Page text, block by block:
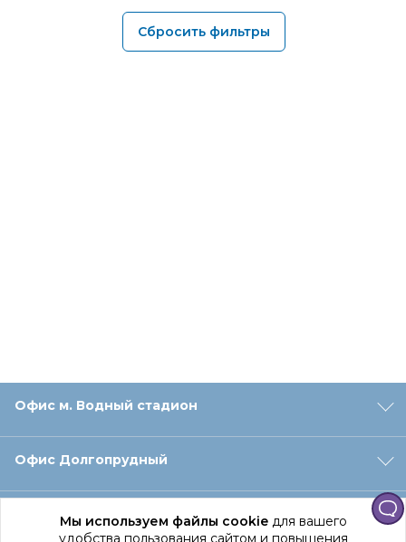
Мы используем файлы cookieдля вашего
удобства пользования сайтом и повышения
Сбросить фильтры
Офис м. Водный стадион
Офис Долгопрудный
Офис Санкт‑Петербург